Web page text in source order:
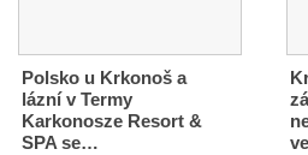
Polsko u Krkonoš a
lázní v Termy
Karkonosze Resort &
SPA se…